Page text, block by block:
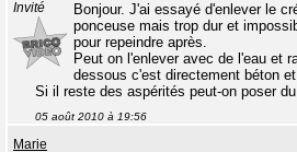
Invité
Bonjour. J'ai essayé d'enlever le
ponceuse mais trop dur et
pour repeindre après.
Peut on l'enlever avec de l'eau et
dessous c'est directement béton
Si il reste des aspérités peut-on poser
05 août 2010 à 19:56
Marie